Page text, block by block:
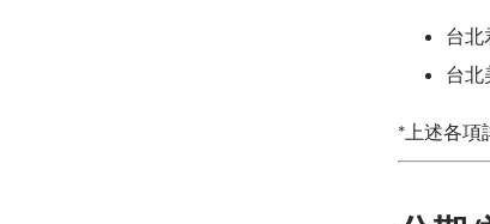
台北
台北
*上述各項